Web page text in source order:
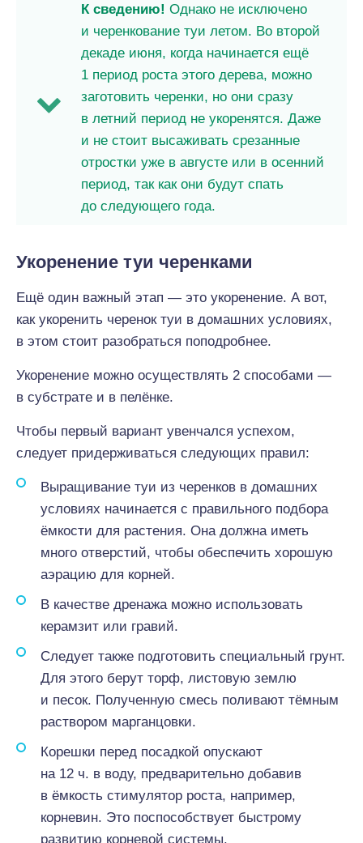
К сведению! Однако не исключено
и черенкование туи летом. Во второй
декаде июня, когда начинается ещё
1 период роста этого дерева, можно
заготовить черенки, но они сразу
в летний период не укоренятся. Даже
и не стоит высаживать срезанные
отростки уже в августе или в осенний
период, так как они будут спать
до следующего года.
Укоренение туи черенками
Ещё один важный этап — это укоренение. А вот,
как укоренить черенок туи в домашних условиях,
в этом стоит разобраться поподробнее.
Укоренение можно осуществлять 2 способами —
в субстрате и в пелёнке.
Чтобы первый вариант увенчался успехом,
следует придерживаться следующих правил:
Выращивание туи из черенков в домашних
условиях начинается с правильного подбора
ёмкости для растения. Она должна иметь
много отверстий, чтобы обеспечить хорошую
аэрацию для корней.
В качестве дренажа можно использовать
керамзит или гравий.
Следует также подготовить специальный грунт.
Для этого берут торф, листовую землю
и песок. Полученную смесь поливают тёмным
раствором марганцовки.
Корешки перед посадкой опускают
на 12 ч. в воду, предварительно добавив
в ёмкость стимулятор роста, например,
корневин. Это поспособствует быстрому
развитию корневой системы.